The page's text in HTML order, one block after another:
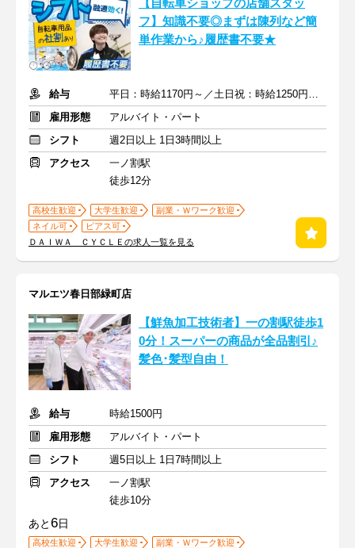
【自転車ショップの店舗スタッ
フ】知識不要◎まずは陳列など簡
単作業から♪履歴書不要★
給与
平日：時給1170円～／土日祝：時給1250円～ ※交通費全額支給
雇用形態
アルバイト・パート
シフト
週2日以上 1日3時間以上
アクセス
一ノ割駅
徒歩12分
高校生歓迎 大学生歓迎
副業・Ｗワーク歓迎
ネイル可
ピアス可
ＤＡＩＷＡ ＣＹＣＬＥの求人一覧を見る
マルエツ春日部緑町店
【鮮魚加工技術者】一の割駅徒歩1
0分！スーパーの商品が全品割引♪
髪色･髪型自由！
給与
時給1500円
雇用形態
アルバイト・パート
シフト
週5日以上 1日7時間以上
アクセス
一ノ割駅
徒歩10分
あと6日
高校生歓迎 大学生歓迎
副業・Ｗワーク歓迎